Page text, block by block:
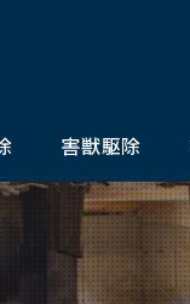
害獣駆除